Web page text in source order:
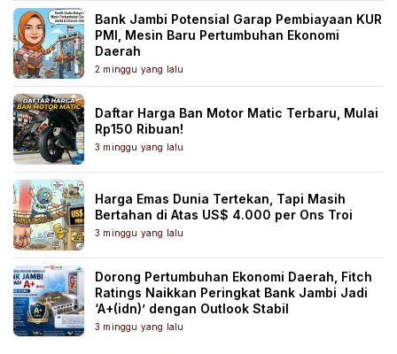
Bank Jambi Potensial Garap Pembiayaan KUR
PMI, Mesin Baru Pertumbuhan Ekonomi
Daerah
2 minggu yang lalu
Daftar Harga Ban Motor Matic Terbaru, Mulai
Rp150 Ribuan!
3 minggu yang lalu
Harga Emas Dunia Tertekan, Tapi Masih
Bertahan di Atas US$ 4.000 per Ons Troi
3 minggu yang lalu
Dorong Pertumbuhan Ekonomi Daerah, Fitch
Ratings Naikkan Peringkat Bank Jambi Jadi
‘A+(idn)’ dengan Outlook Stabil
3 minggu yang lalu